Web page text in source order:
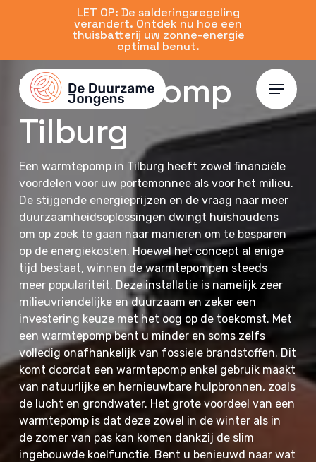
content
LET OP: De salderingsregeling
verandert. Ontdek nu hoe een
thuisbatterij uw zonne-energie
optimal benut.
Menu
Warmtepomp
Tilburg
Een warmtepomp in Tilburg heeft zowel financiële
voordelen voor uw portemonnee als voor het milieu.
De stijgende energieprijzen en de vraag naar meer
duurzaamheidsoplossingen dwingt huishoudens
om op zoek te gaan naar manieren om te besparen
op de energiekosten. Hoewel het concept al enige
tijd bestaat, winnen de warmtepompen steeds
meer populariteit. Deze installatie is namelijk zeer
milieuvriendelijke en duurzaam en zeker een
investering keuze met het oog op de toekomst. Met
een warmtepomp bent u minder en soms zelfs
volledig onafhankelijk van fossiele brandstoffen. Dit
komt doordat een warmtepomp enkel gebruik maakt
van natuurlijke en hernieuwbare hulpbronnen, zoals
de lucht en grondwater. Het grote voordeel van een
warmtepomp is dat deze zowel in de winter als in
de zomer van pas kan komen dankzij de slim
ingebouwde koelfunctie. Bent u benieuwd naar wat